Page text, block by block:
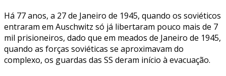
Há 77 anos, a 27 de Janeiro de 1945, quando os soviéticos
entraram em Auschwitz só já libertaram pouco mais de 7
mil prisioneiros, dado que em meados de Janeiro de 1945,
quando as forças soviéticas se aproximavam do
complexo, os guardas das SS deram início à evacuação.